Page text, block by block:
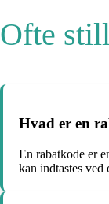
Ofte
Hvad er en
En rabatkode er
kan indtastes ved